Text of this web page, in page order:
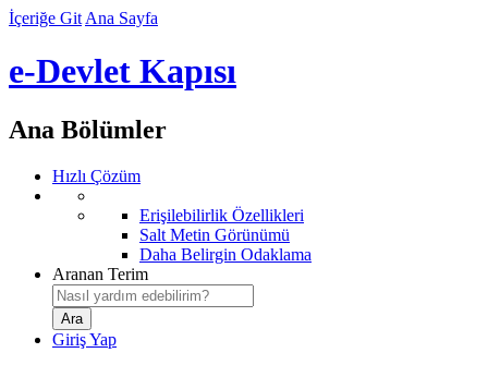
İçeriğe Git Ana Sayfa
e-Devlet Kapısı
Ana Bölümler
Hızlı Çözüm
Erişilebilirlik Özellikleri
Salt Metin Görünümü
Daha Belirgin Odaklama
Aranan Terim
Giriş Yap